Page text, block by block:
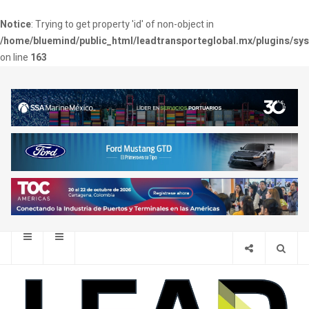
Notice: Trying to get property 'id' of non-object in
/home/bluemind/public_html/leadtransporteglobal.mx/plugins/
on line 163